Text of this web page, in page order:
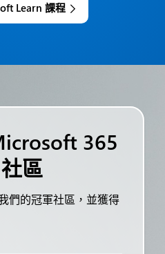
Learn 課程
365
區
們的冠軍社區，並獲得